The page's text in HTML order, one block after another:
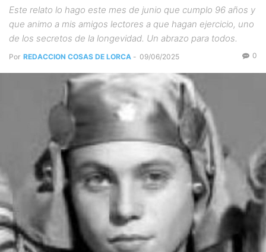
Este relato lo hago este mes de junio que cumplo 96 años y
que animo a mis amigos lectores a que hagan ejercicio, uno
de los secretos de la longevidad. Un abrazo para todos.
Por REDACCION COSAS DE LORCA - 09/06/2025 0